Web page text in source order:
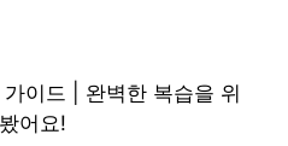
이드 | 완벽한 복습을 위
어요!